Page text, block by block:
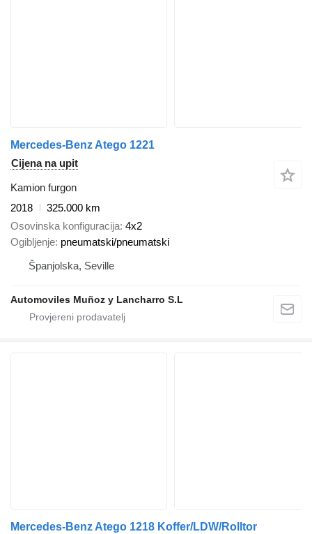
Mercedes-Benz Atego 1221
Cijena na upit
Kamion furgon
2018
325.000 km
Osovinska konfiguracija 4x2
Ogibljenje pneumatski/pneumatski
Španjolska, Seville
Automoviles Muñoz y Lancharro S.L
Mercedes-Benz Atego 1218 Koffer/LDW/Rolltor